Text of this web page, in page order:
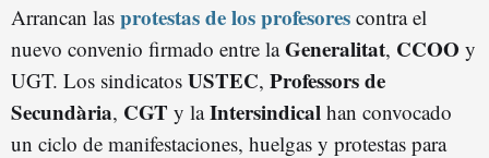
Arrancan las protestas de los profesores contra el
nuevo convenio firmado entre laGeneralitat, CCOO y
UGT. Los sindicatos USTEC, Professors de
Secundària, CGT y laIntersindical han convocado
un ciclo de manifestaciones, huelgas y protestas para